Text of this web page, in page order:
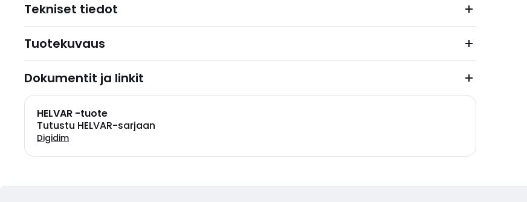
Tekniset tiedot
Tuotekuvaus
Dokumentit ja linkit
HELVAR -tuote
Tutustu HELVAR-sarjaan
Digidim